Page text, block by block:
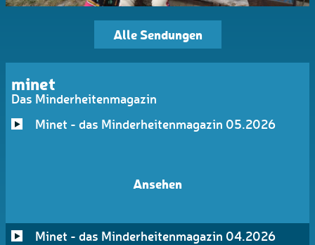
Alle Sendungen
minet
Das Minderheitenmagazin
Minet - das Minderheitenmagazin 05.2026
Ansehen
Minet - das Minderheitenmagazin 04.2026